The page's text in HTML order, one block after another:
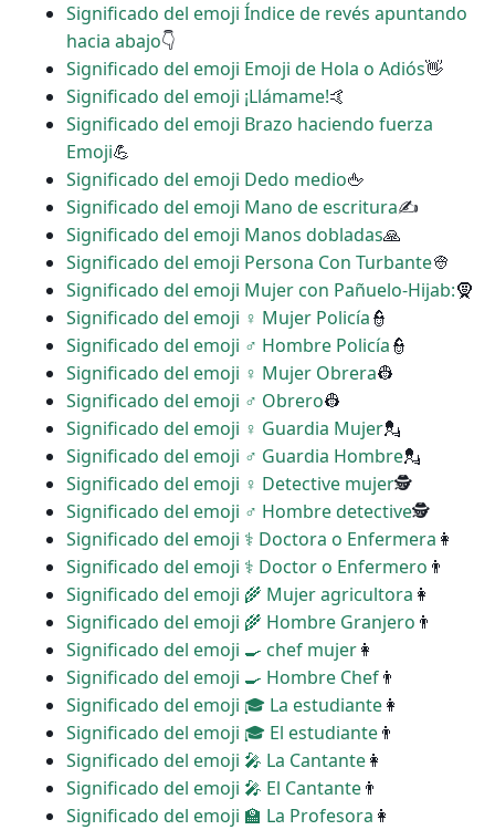
Significado del emoji Índice de revés apuntando
hacia abajo👇
Significado del emoji Emoji de Hola o Adiós👋
Significado del emoji ¡Llámame!🤙
Significado del emoji Brazo haciendo fuerza
Emoji💪
Significado del emoji Dedo medio🖕
Significado del emoji Mano de escritura✍
Significado del emoji Manos dobladas🙏
Significado del emoji Persona Con Turbante👳
Significado del emoji Mujer con Pañuelo-Hijab:🧕
Significado del emoji ‍♀️ Mujer Policía👮
Significado del emoji ‍♂️ Hombre Policía👮
Significado del emoji ♀ Mujer Obrera👷
Significado del emoji ♂ Obrero👷
Significado del emoji ♀ Guardia Mujer💂
Significado del emoji ♂ Guardia Hombre💂
Significado del emoji ️‍♀️ Detective mujer🕵
Significado del emoji ♂ Hombre detective🕵
Significado del emoji ‍⚕️ Doctora o Enfermera 👩
Significado del emoji ‍⚕️ Doctor o Enfermero 👨
Significado del emoji ‍🌾 Mujer agricultora 👩
Significado del emoji ‍🌾 Hombre Granjero 👨
Significado del emoji ‍🍳 chef mujer👩
Significado del emoji ‍🍳 Hombre Chef👨
Significado del emoji ‍🎓 La estudiante👩
Significado del emoji ‍🎓 El estudiante👨
Significado del emoji ‍🎤 La Cantante👩
Significado del emoji ‍🎤 El Cantante👨
Significado del emoji ‍🏫 La Profesora 👩